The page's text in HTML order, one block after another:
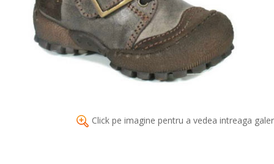
Click pe imagine pentru a vedea intreaga